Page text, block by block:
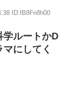
ID:IB8Fn8h00
学ルートかD
にしてく